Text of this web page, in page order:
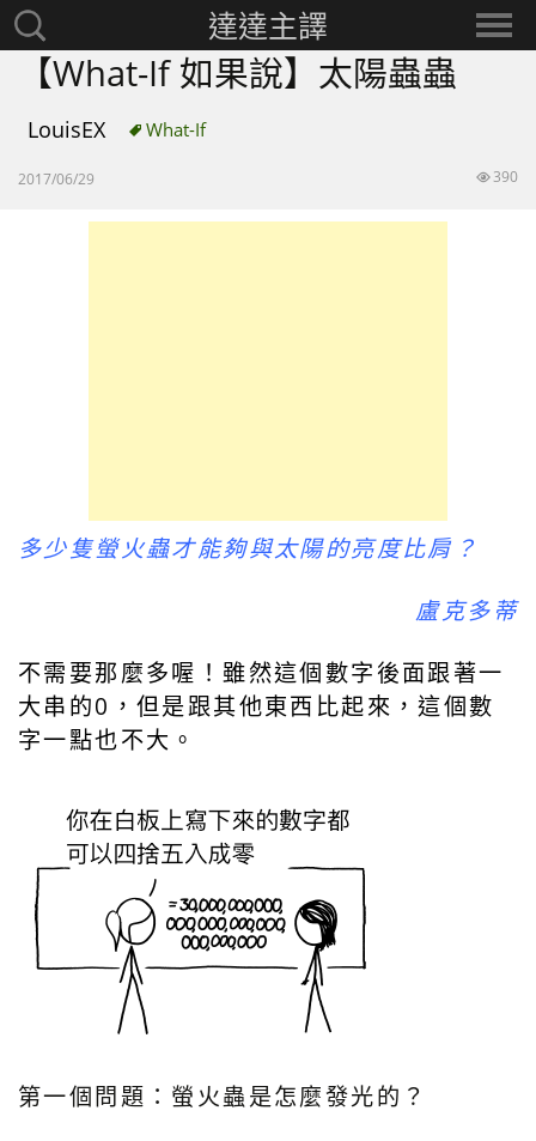
搜
尋：
達達主譯
選
【What-If 如果說】太陽蟲蟲
LouisEX What-If
2017/06/29 390
多少隻螢火蟲才能夠與太陽的亮度比肩？
盧克多蒂
不需要那麼多喔！雖然這個數字後面跟著一
大串的0，但是跟其他東西比起來，這個數
字一點也不大。
第一個問題：螢火蟲是怎麼發光的？